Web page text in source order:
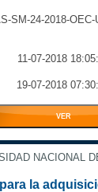
SM-24-2018-OEC-
11-07-2018
19-07-2018
VER
NACIONAL
la